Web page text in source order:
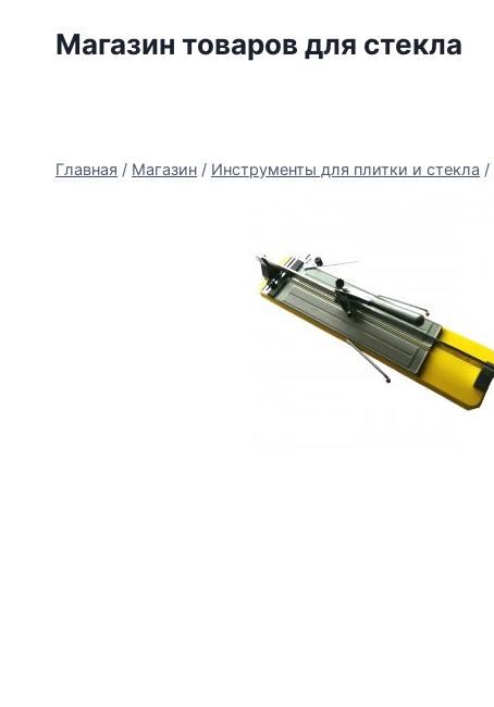
Магазин товаров для стекла
Главная / Магазин / Инструменты для плитки и стекла /